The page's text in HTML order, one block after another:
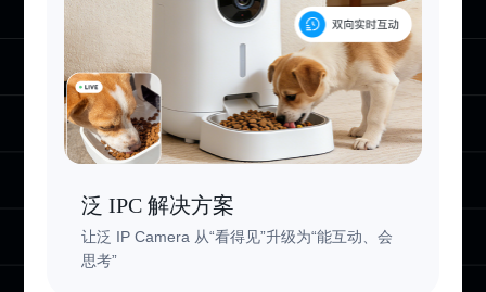
泛 IPC 解决方案
让泛 IP Camera 从“看得见”升级为“能互动、会
思考”